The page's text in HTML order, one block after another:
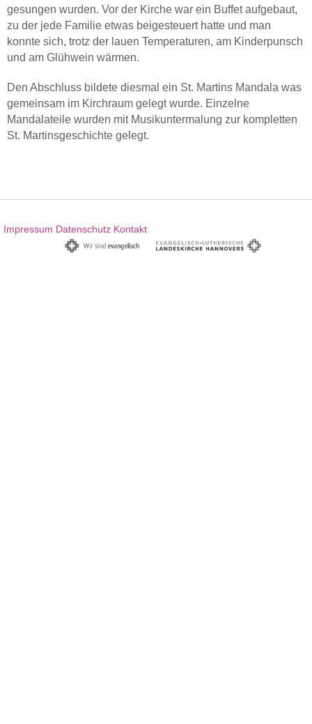
gesungen wurden. Vor der Kirche war ein Buffet aufgebaut,
zu der jede Familie etwas beigesteuert hatte und man
konnte sich, trotz der lauen Temperaturen, am Kinderpunsch
und am Glühwein wärmen.
Den Abschluss bildete diesmal ein St. Martins Mandala was
gemeinsam im Kirchraum gelegt wurde. Einzelne
Mandalateile wurden mit Musikuntermalung zur kompletten
St. Martinsgeschichte gelegt.
Impressum Datenschutz Kontakt